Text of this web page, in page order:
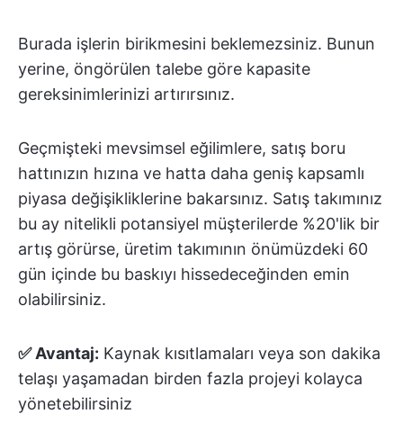
Burada işlerin birikmesini beklemezsiniz. Bunun
yerine, öngörülen talebe göre kapasite
gereksinimlerinizi artırırsınız.
Geçmişteki mevsimsel eğilimlere, satış boru
hattınızın hızına ve hatta daha geniş kapsamlı
piyasa değişikliklerine bakarsınız. Satış takımınız
bu ay nitelikli potansiyel müşterilerde %20'lik bir
artış görürse, üretim takımının önümüzdeki 60
gün içinde bu baskıyı hissedeceğinden emin
olabilirsiniz.
✅ Avantaj: Kaynak kısıtlamaları veya son dakika
telaşı yaşamadan birden fazla projeyi kolayca
yönetebilirsiniz